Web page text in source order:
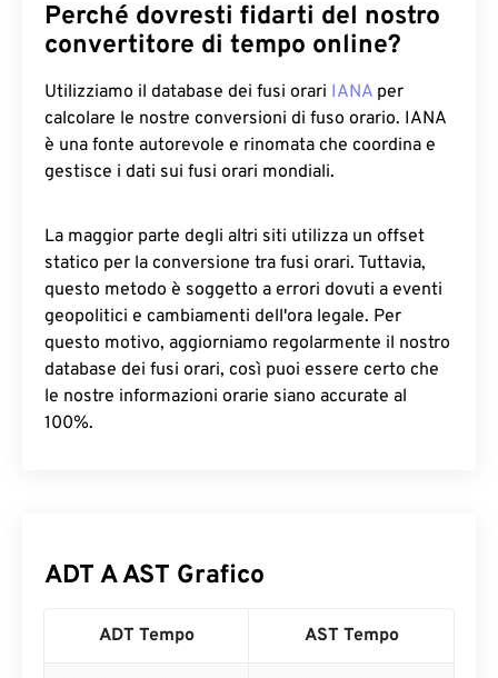
Perché dovresti fidarti del nostro
convertitore di tempo online?
Utilizziamo il database dei fusi orari IANA per
calcolare le nostre conversioni di fuso orario. IANA
è una fonte autorevole e rinomata che coordina e
gestisce i dati sui fusi orari mondiali.
La maggior parte degli altri siti utilizza un offset
statico per la conversione tra fusi orari. Tuttavia,
questo metodo è soggetto a errori dovuti a eventi
geopolitici e cambiamenti dell'ora legale. Per
questo motivo, aggiorniamo regolarmente il nostro
database dei fusi orari, così puoi essere certo che
le nostre informazioni orarie siano accurate al
100%.
ADT A AST Grafico
ADT Tempo AST Tempo